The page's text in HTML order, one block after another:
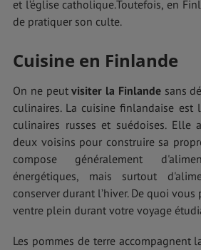
et l’église catholique.Toutefois, en
de pratiquer son culte.
Cuisine en Finlande
On ne peutvisiter la Finlande sans
culinaires. La cuisine finlandaise est
culinaires russes et suédoises. Elle
deux voisins pour construire sa
compose généralement
énergétiques, mais surtout
conserver durant l’hiver. De quoi
ventre plein durant votre voyage
Les pommes de terre accompagnent